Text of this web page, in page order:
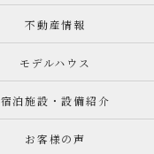
不動産情報
モデルハウス
宿泊施設・設備紹介
お客様の声